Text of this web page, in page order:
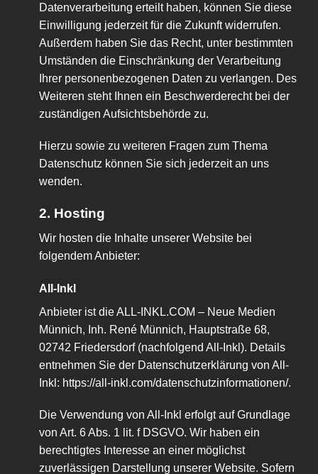
Datenverarbeitung erteilt haben, können Sie diese
Einwilligung jederzeit für die Zukunft widerrufen.
Außerdem haben Sie das Recht, unter bestimmten
Umständen die Einschränkung der Verarbeitung
Ihrer personenbezogenen Daten zu verlangen. Des
Weiteren steht Ihnen ein Beschwerderecht bei der
zuständigen Aufsichtsbehörde zu.
Hierzu sowie zu weiteren Fragen zum Thema
Datenschutz können Sie sich jederzeit an uns
wenden.
2. Hosting
Wir hosten die Inhalte unserer Website bei
folgendem Anbieter:
All-Inkl
Anbieter ist die ALL-INKL.COM – Neue Medien
Münnich, Inh. René Münnich, Hauptstraße 68,
02742 Friedersdorf (nachfolgend All-Inkl). Details
entnehmen Sie der Datenschutzerklärung von All-
Inkl: https://all-inkl.com/datenschutzinformationen/.
Die Verwendung von All-Inkl erfolgt auf Grundlage
von Art. 6 Abs. 1 lit. f DSGVO. Wir haben ein
berechtigtes Interesse an einer möglichst
zuverlässigen Darstellung unserer Website. Sofern